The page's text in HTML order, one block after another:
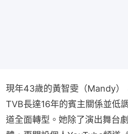
現年43歲的黃智雯（Mandy）
TVB長達16年的賓主關係並低
道全面轉型。她除了演出舞台